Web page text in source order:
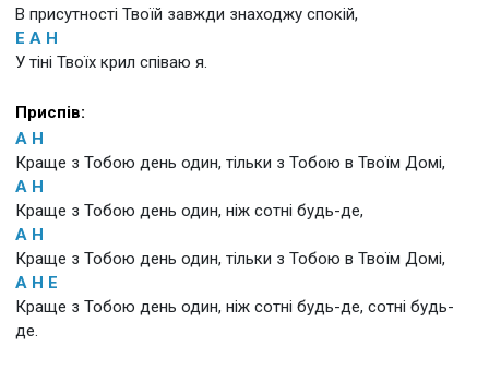
В присутності Твоїй завжди знаходжу спокій,
E A H
У тіні Твоїх крил співаю я.
Приспів:
A H
Краще з Тобою день один, тільки з Тобою в Твоїм Домі,
A H
Краще з Тобою день один, ніж сотні будь-де,
A H
Краще з Тобою день один, тільки з Тобою в Твоїм Домі,
A H E
Краще з Тобою день один, ніж сотні будь-де, сотні будь-
де.